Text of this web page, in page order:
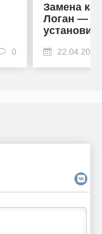
0
Замена
Логан —
22.04.2024